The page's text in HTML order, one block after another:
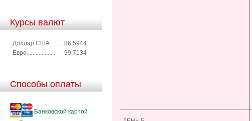
Курсы валют
Доллар США........ 86.5944
Евро...................
99.7134
Способы оплаты
Банковской картой